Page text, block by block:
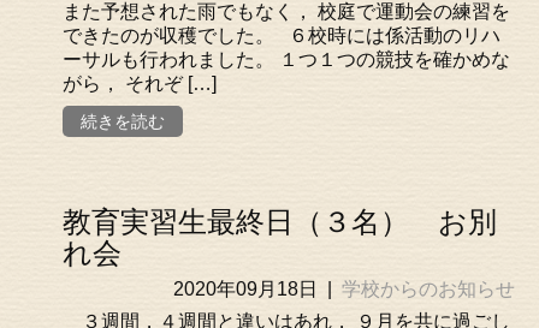
また予想された雨でもなく， 校庭で運動会の練習を
できたのが収穫でした。 ６校時には係活動のリハ
ーサルも行われました。 １つ１つの競技を確かめな
がら， それぞ […]
続きを読む
教育実習生最終日（３名） お別
れ会
2020年09月18日
学校からのお知らせ
３週間，４週間と違いはあれ， ９月を共に過ごし